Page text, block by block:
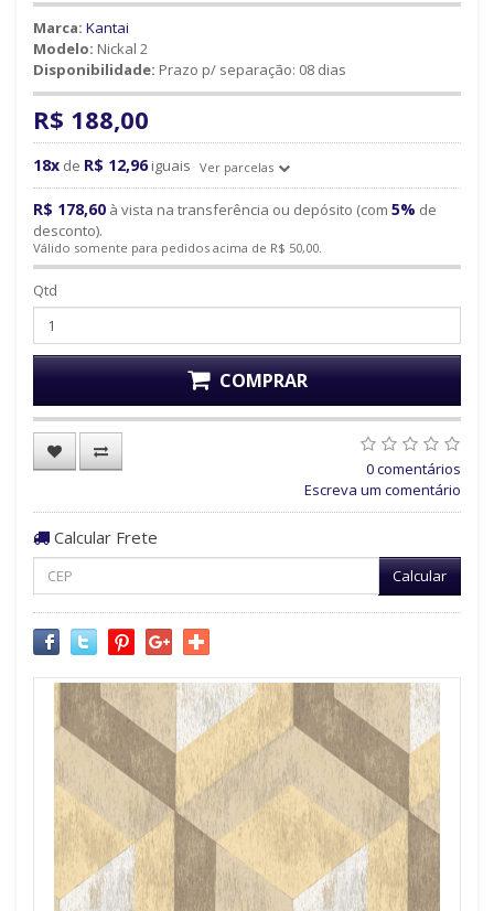
Marca: Kantai
Modelo: Nickal 2
Disponibilidade: Prazo p/ separação: 08 dias
R$ 188,00
18x de R$ 12,96 iguais Ver parcelas
R$ 178,60 à vista na transferência ou depósito (com 5% de
desconto).
Válido somente para pedidos acima de R$ 50,00.
Qtd
COMPRAR
0 comentários
Escreva um comentário
Calcular Frete
Calcular